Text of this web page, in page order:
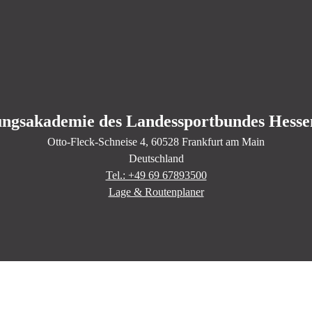
des Landessportbundes
Otto-Fleck-Schneise 4, 60528 Frankfurt am Main
Deutschland
Tel.: +49 69 67893500
Lage & Routenplaner